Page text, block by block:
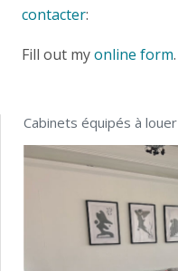
contacter:
Fill out myonline form.
Cabinets équipés à louer